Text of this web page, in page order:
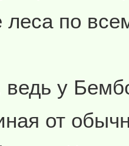
по
ведь у
от